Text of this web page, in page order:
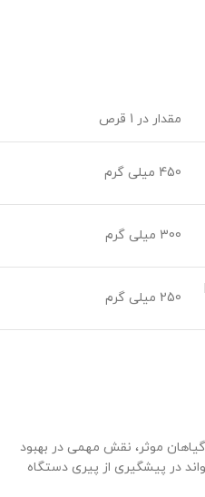
مقدار در 1 قرص
450 میلی گرم
300 میلی گرم
250 میلی گرم
موثر، نقش مهمی در بهبود
در پیشگیری از پیری دستگاه